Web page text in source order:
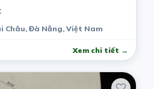
Châu, Đà Nẵng, Việt Nam
Xem chi tiết →